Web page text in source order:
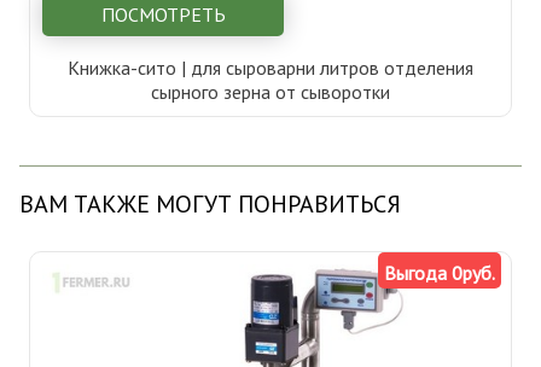
ПОСМОТРЕТЬ
Книжка-сито | для сыроварни литров отделения
сырного зерна от сыворотки
ВАМ ТАКЖЕ МОГУТ ПОНРАВИТЬСЯ
Выгода 0руб.